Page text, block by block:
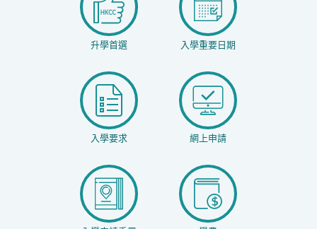
升學首選 入學重要日期
入學要求 網上申請